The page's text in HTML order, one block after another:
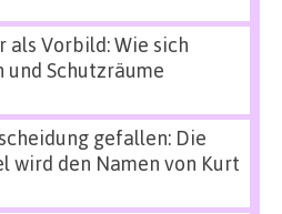
als Vorbild: Wie sich
Schutzräume
gefallen: Die
wird den Namen von Kurt